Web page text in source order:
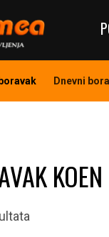
Dnevni
KOEN